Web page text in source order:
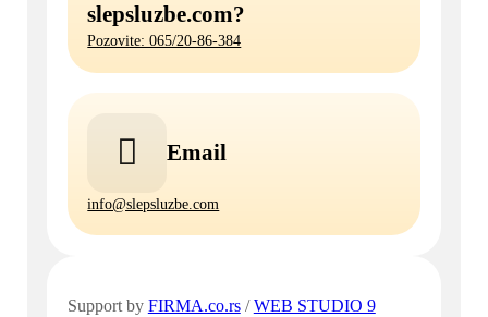
slepsluzbe.com?
Pozovite: 065/20-86-384
Email
info@slepsluzbe.com
Support by FIRMA.co.rs/WEB STUDIO 9